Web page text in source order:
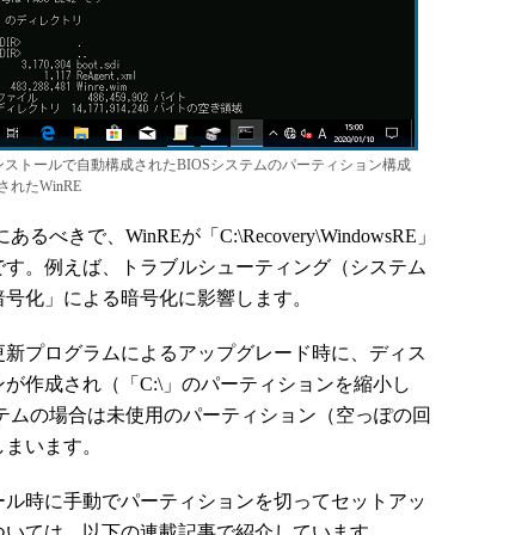
トールで自動構成されたBIOSシステムのパーティション構成
れたWinRE
るべきで、WinREが「C:\Recovery\WindowsRE」
。例えば、トラブルシューティング（システム
化」による暗号化に影響します。
プログラムによるアップグレード時に、ディス
作成され（「C:\」のパーティションを縮小し
の場合は未使用のパーティション（空っぽの回
います。
時に手動でパーティションを切ってセットアッ